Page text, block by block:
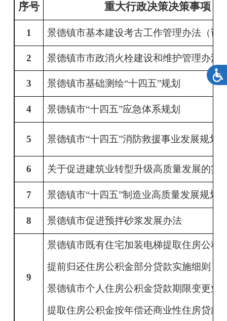
序号 重大行政决策决策事项
1 景德镇市基本建设考古工作管理办法（试
2 景德镇市市政消火栓建设和维护管理办法
3 景德镇市基础测绘“十四五”规划
4 景德镇市“十四五”应急体系规划
5 景德镇市“十四五”消防救援事业发展规划
6 关于促进建筑业转型升级高质量发展的实
7 景德镇市“十四五”制造业高质量发展规划
8 景德镇市促进预拌砂浆发展办法
9
景德镇市既有住宅加装电梯提取住房公积
提前归还住房公积金部分贷款实施细则
景德镇市个人住房公积金贷款期限变更业
提取住房公积金按年偿还商业性住房贷款